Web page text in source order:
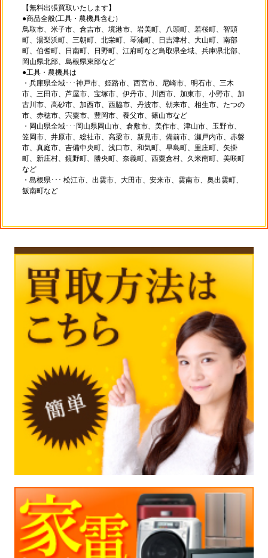
【無料出張買取いたします】
●商品全般(工具・農機具含む）
鳥取市、米子市、倉吉市、境港市、岩美町、八頭町、若桜町、智頭
町、湯梨浜町、三朝町、北栄町、琴浦町、日吉津村、大山町、南部
町、伯耆町、日南町、日野町、江府町など鳥取県全域、兵庫県北部、
岡山県北部、島根県東部など
●工具・農機具は
・兵庫県全域･･･神戸市、姫路市、西宮市、尼崎市、明石市、三木
市、三田市、芦屋市、宝塚市、伊丹市、川西市、加東市、小野市、加
古川市、高砂市、加西市、西脇市、丹波市、朝来市、相生市、たつの
市、赤穂市、宍粟市、豊岡市、養父市、篠山市など
・岡山県全域･･･岡山県岡山市、倉敷市、美作市、津山市、玉野市、
笠岡市、井原市、総社市、高梁市、新見市、備前市、瀬戸内市、赤磐
市、真庭市、吉備中央町、浅口市、和気町、早島町、里庄町、矢掛
町、新庄村、鏡野町、勝央町、奈義町、西粟倉村、久米南町、美咲町
など
・島根県･･･ 松江市、出雲市、大田市、安来市、雲南市、奥出雲町、
飯南町など